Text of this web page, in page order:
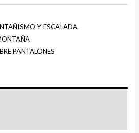
Y ESCALADA,
PANTALONES